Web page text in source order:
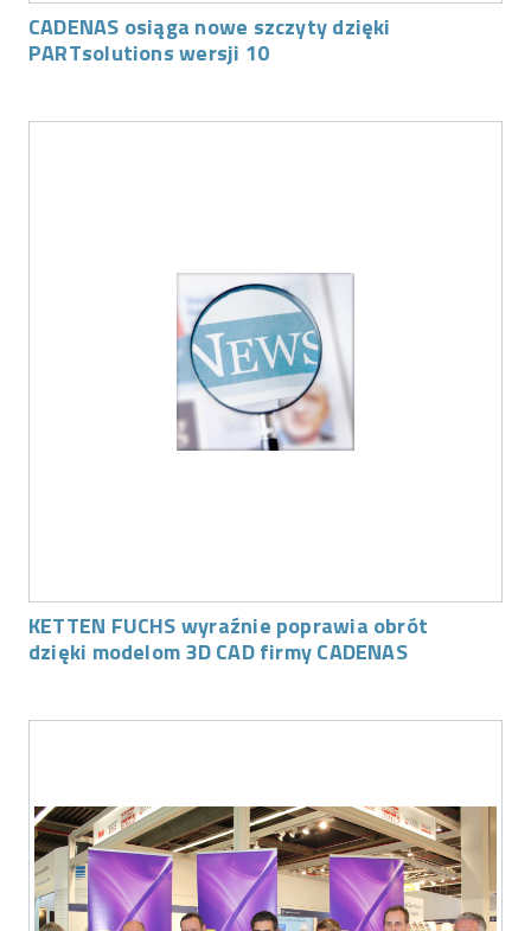
CADENAS osiąga nowe szczyty dzięki
PARTsolutions wersji 10
KETTEN FUCHS wyraźnie poprawia obrót
dzięki modelom 3D CAD firmy CADENAS